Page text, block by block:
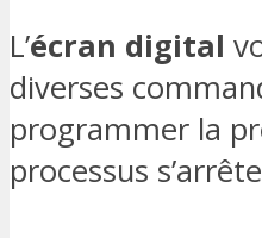
L’écran digital
diverses
programmer la
processus